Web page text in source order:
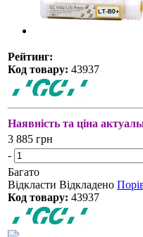
Рейтинг:
Код товару: 43937
Наявність та ціна
3 885 грн
-
Багато
Відкласти Відкладено
Код товару: 43937